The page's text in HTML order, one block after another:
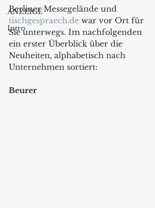
ANZEIGE
Intro
Berliner Messegelände und
tischgespraech.de war vor Ort für
Sie unterwegs. Im nachfolgenden
ein erster Überblick über die
Neuheiten, alphabetisch nach
Unternehmen sortiert:
Beurer